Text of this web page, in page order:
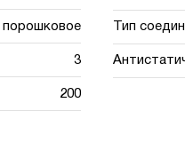
порошковое
3
200
Тип